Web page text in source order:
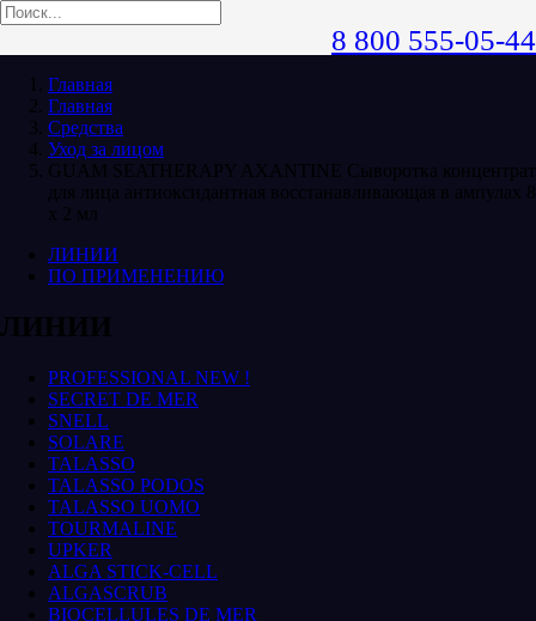
8 800 555-05-44
Главная
Главная
Средства
Уход за лицом
GUAM SEATHERAPY AXANTINE Сыворотка концентрат
для лица антиоксидантная восстанавливающая в ампулах 8
х 2 мл
ЛИНИИ
ПО ПРИМЕНЕНИЮ
ЛИНИИ
PROFESSIONAL NEW !
SECRET DE MER
SNELL
SOLARE
TALASSO
TALASSO PODOS
TALASSO UOMO
TOURMALINE
UPKER
ALGA STICK-CELL
ALGASCRUB
BIOCELLULES DE MER